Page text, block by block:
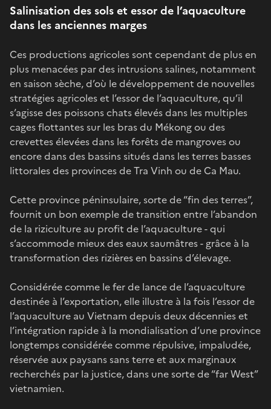
Salinisation des sols et essor de l’aquaculture
dans les anciennes marges
Ces productions agricoles sont cependant de plus en
plus menacées par des intrusions salines, notamment
en saison sèche, d’où le développement de nouvelles
stratégies agricoles et l’essor de l’aquaculture, qu’il
s’agisse des poissons chats élevés dans les multiples
cages flottantes sur les bras du Mékong ou des
crevettes élevées dans les forêts de mangroves ou
encore dans des bassins situés dans les terres basses
littorales des provinces de Tra Vinh ou de Ca Mau.
Cette province péninsulaire, sorte de “fin des terres”,
fournit un bon exemple de transition entre l’abandon
de la riziculture au profit de l’aquaculture - qui
s’accommode mieux des eaux saumâtres - grâce à la
transformation des rizières en bassins d’élevage.
Considérée comme le fer de lance de l’aquaculture
destinée à l’exportation, elle illustre à la fois l’essor de
l’aquaculture au Vietnam depuis deux décennies et
l’intégration rapide à la mondialisation d’une province
longtemps considérée comme répulsive, impaludée,
réservée aux paysans sans terre et aux marginaux
recherchés par la justice, dans une sorte de “far West”
vietnamien.